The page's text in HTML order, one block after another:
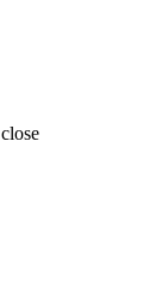
close